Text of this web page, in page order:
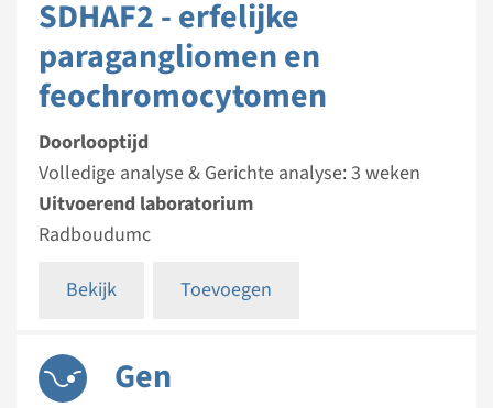
SDHAF2 - erfelijke
paragangliomen en
feochromocytomen
Doorlooptijd
Volledige analyse & Gerichte analyse: 3 weken
Uitvoerend laboratorium
Radboudumc
Bekijk
Toevoegen
Gen